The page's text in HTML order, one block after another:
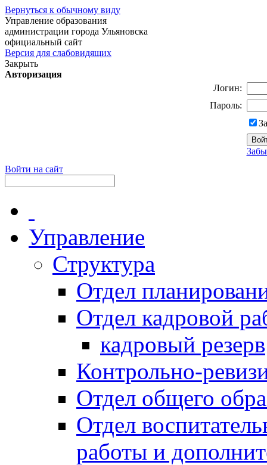
Вернуться к обычному виду
Управление образования
администрации города Ульяновска
официальный сайт
Версия для слабовидящих
Закрыть
Авторизация
Логин:
Пароль:
Войти на сайт
Управление
Структура
Отдел
Отдел кадровой
кадровый резерв
Контрольно-
Отдел общего
Отдел
работы и